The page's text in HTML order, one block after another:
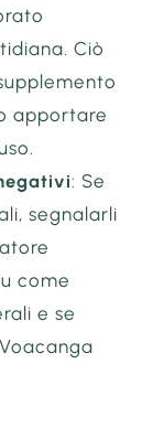
Ciò
apportare
: Se
segnalarli
come
e se